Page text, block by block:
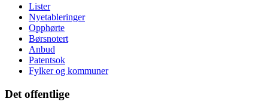
Lister
Nyetableringer
Opphørte
Børsnotert
Anbud
Patentsok
Fylker og kommuner
Det offentlige